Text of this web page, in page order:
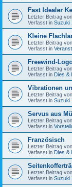
Fast Idealer
Letzter Beitrag von
Verfasst in Suzuki
Kleine
Letzter Beitrag von
Verfasst in
Freewind-
Letzter Beitrag von
Verfasst in Dies &
Vibrationen
Letzter Beitrag von
Verfasst in Suzuki
Servus aus
Letzter Beitrag von
Verfasst in
Französisch
Letzter Beitrag von
Verfasst in Dies &
Letzter Beitrag von
Verfasst in Suzuki